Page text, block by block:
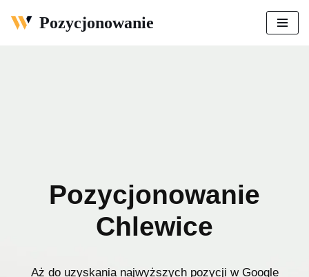
Pozycjonowanie
Pozycjonowanie
Chlewice
Aż do uzyskania najwyższych pozycji w Google